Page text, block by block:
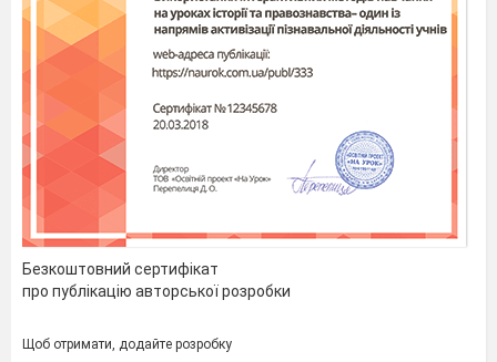
Безкоштовний сертифікат
про публікацію авторської розробки
Щоб отримати, додайте розробку